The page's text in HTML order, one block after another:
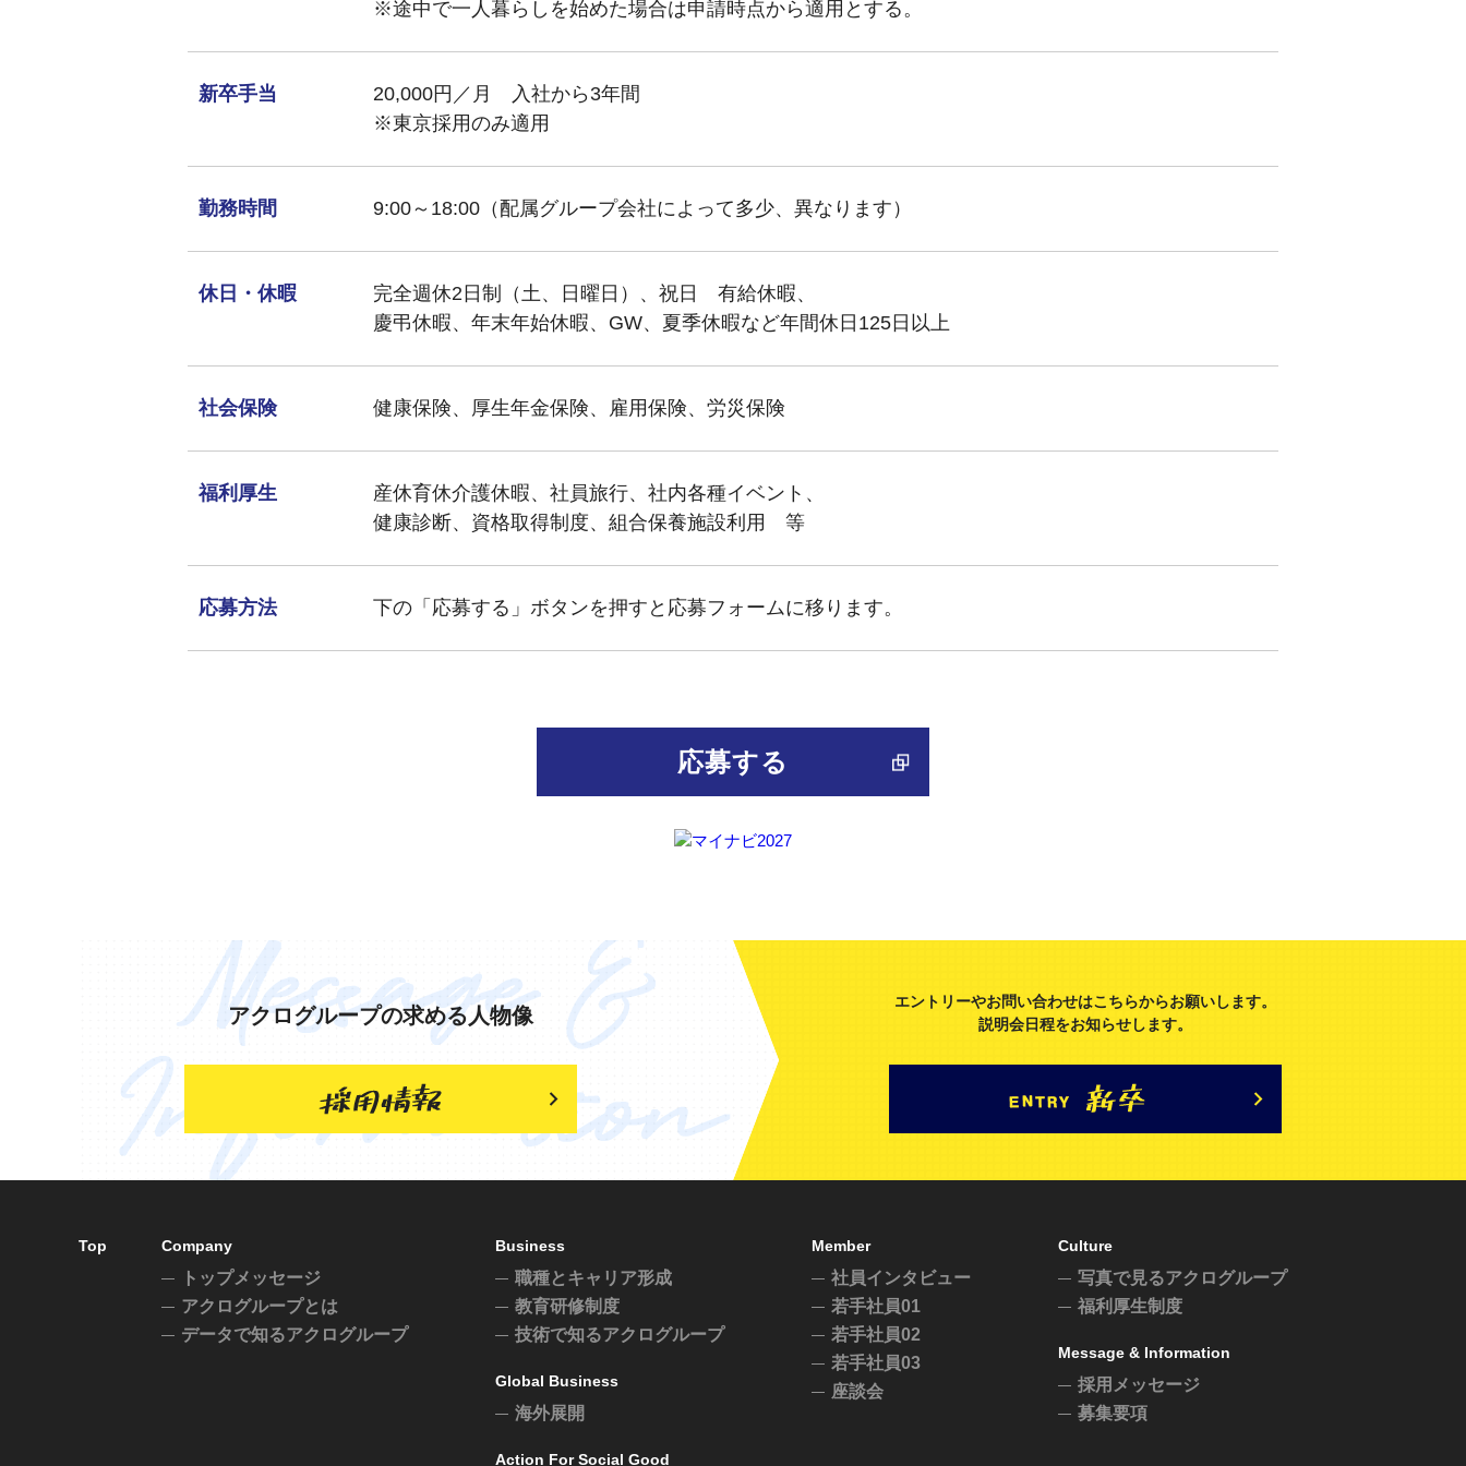
※途中で一人暮らしを始めた場合は申請時点から適用とする。
新卒手当
20,000円／月 入社から3年間
※東京採用のみ適用
勤務時間 9:00～18:00（配属グループ会社によって多少、異なります）
休日・休暇
完全週休2日制（土、日曜日）、祝日 有給休暇、
慶弔休暇、年末年始休暇、GW、夏季休暇など年間休日125日以上
社会保険 健康保険、厚生年金保険、雇用保険、労災保険
福利厚生
産休育休介護休暇、社員旅行、社内各種イベント、
健康診断、資格取得制度、組合保養施設利用 等
応募方法 下の「応募する」ボタンを押すと応募フォームに移ります。
応募する
アクログループの求める人物像
エントリーやお問い合わせはこちらからお願いします。
説明会日程をお知らせします。
Top Company
トップメッセージ
アクログループとは
データで知るアクログループ
Business
職種とキャリア形成
教育研修制度
技術で知るアクログループ
Global Business
海外展開
Action For Social Good
Member
社員インタビュー
若手社員01
若手社員02
若手社員03
座談会
Culture
写真で見るアクログループ
福利厚生制度
Message & Information
採用メッセージ
募集要項